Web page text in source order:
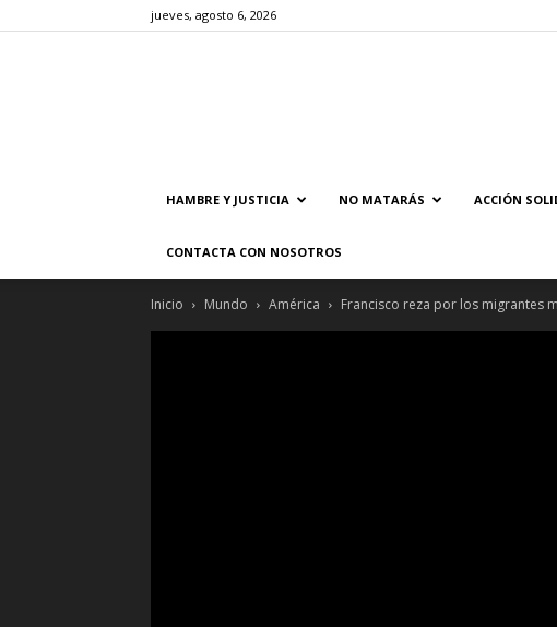
jueves, agosto 6, 2026
HAMBRE Y JUSTICIA NO MATARÁS ACCIÓN
CONTACTA CON NOSOTROS
Inicio Mundo América Francisco reza por los migrantes